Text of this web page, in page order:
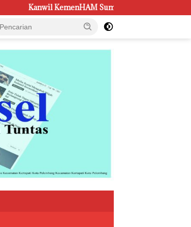
Sumsel Perkuat Sinergi Bentuk Kampung